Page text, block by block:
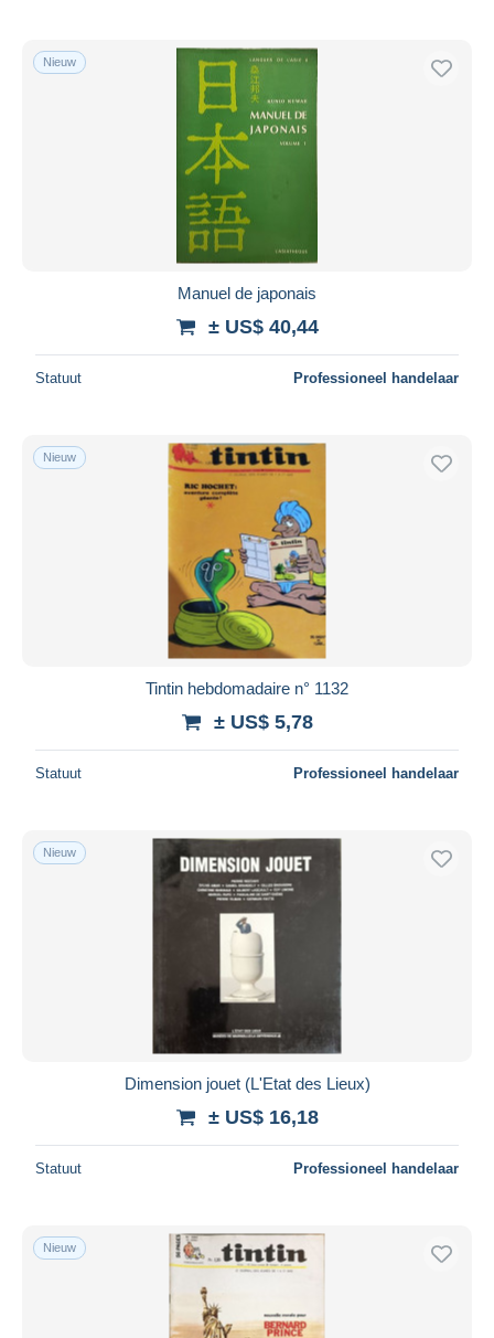
Nieuw
Manuel de japonais
± US$ 40,44
Statuut Professioneel handelaar
Nieuw
Tintin hebdomadaire n° 1132
± US$ 5,78
Statuut Professioneel handelaar
Nieuw
Dimension jouet (L'Etat des Lieux)
± US$ 16,18
Statuut Professioneel handelaar
Nieuw